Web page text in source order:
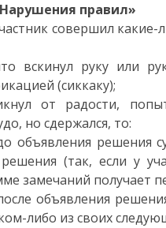
правил»
совершил
вскинул руку или
(сиккаку);
от радости,
но сдержался, то:
объявления решения
(так, если у
замечаний получает
объявления
либо из своих